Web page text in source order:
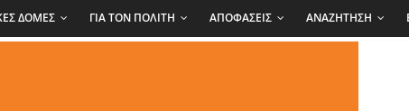
ΔΟΜΕΣ ΓΙΑ ΤΟΝ ΠΟΛΙΤΗ ΑΠΟΦΑΣΕΙΣ ΑΝΑΖΗΤΗΣΗ